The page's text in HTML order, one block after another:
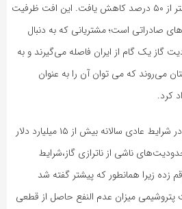
واحدهای اوره و آمونیاک به کمتر از ۵۰ درصد کاهش یافت. این افت ظرفیت
صادراتی است؛ مشتریانی که به دنبال
گاز یک گام از ایران فاصله می‌گیرند و به
می‌روند که می توان آن را به عنوان
کرد.
صادرات محصولات پتروشیمی در شرایط عادی سالانه بیش از ۱۵ میلیارد دلار
ناشی از ناترازی گاز،شرایط
زده زیرا همانطور که پیشتر گفته شد
پتروشیمی میزان عدم النفع حاصل از قطعی